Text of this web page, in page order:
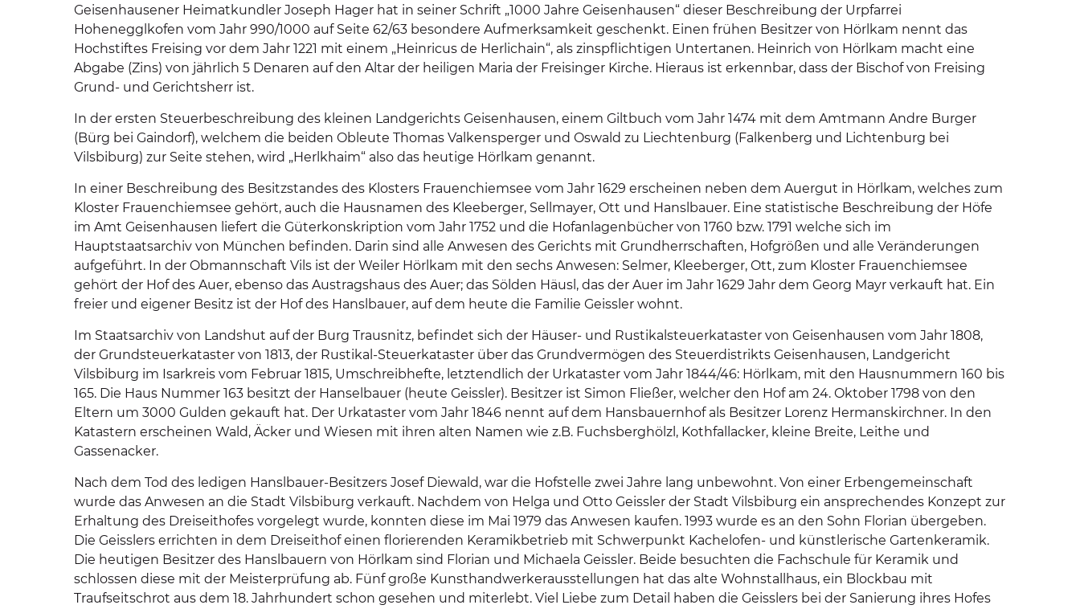
Geisenhausener Heimatkundler Joseph Hager hat in seiner Schrift „1000 Jahre Geisenhausen“ dieser Beschreibung der Urpfarrei
Hohenegglkofen vom Jahr 990/1000 auf Seite 62/63 besondere Aufmerksamkeit geschenkt. Einen frühen Besitzer von Hörlkam nennt das
Hochstiftes Freising vor dem Jahr 1221 mit einem „Heinricus de Herlichain“, als zinspflichtigen Untertanen. Heinrich von Hörlkam macht eine
Abgabe (Zins) von jährlich 5 Denaren auf den Altar der heiligen Maria der Freisinger Kirche. Hieraus ist erkennbar, dass der Bischof von Freising
Grund- und Gerichtsherr ist.
In der ersten Steuerbeschreibung des kleinen Landgerichts Geisenhausen, einem Giltbuch vom Jahr 1474 mit dem Amtmann Andre Burger
(Bürg bei Gaindorf), welchem die beiden Obleute Thomas Valkensperger und Oswald zu Liechtenburg (Falkenberg und Lichtenburg bei
Vilsbiburg) zur Seite stehen, wird „Herlkhaim“ also das heutige Hörlkam genannt.
In einer Beschreibung des Besitzstandes des Klosters Frauenchiemsee vom Jahr 1629 erscheinen neben dem Auergut in Hörlkam, welches zum
Kloster Frauenchiemsee gehört, auch die Hausnamen des Kleeberger, Sellmayer, Ott und Hanslbauer. Eine statistische Beschreibung der Höfe
im Amt Geisenhausen liefert die Güterkonskription vom Jahr 1752 und die Hofanlagenbücher von 1760 bzw. 1791 welche sich im
Hauptstaatsarchiv von München befinden. Darin sind alle Anwesen des Gerichts mit Grundherrschaften, Hofgrößen und alle Veränderungen
aufgeführt. In der Obmannschaft Vils ist der Weiler Hörlkam mit den sechs Anwesen: Selmer, Kleeberger, Ott, zum Kloster Frauenchiemsee
gehört der Hof des Auer, ebenso das Austragshaus des Auer; das Sölden Häusl, das der Auer im Jahr 1629 Jahr dem Georg Mayr verkauft hat. Ein
freier und eigener Besitz ist der Hof des Hanslbauer, auf dem heute die Familie Geissler wohnt.
Im Staatsarchiv von Landshut auf der Burg Trausnitz, befindet sich der Häuser- und Rustikalsteuerkataster von Geisenhausen vom Jahr 1808,
der Grundsteuerkataster von 1813, der Rustikal-Steuerkataster über das Grundvermögen des Steuerdistrikts Geisenhausen, Landgericht
Vilsbiburg im Isarkreis vom Februar 1815, Umschreibhefte, letztendlich der Urkataster vom Jahr 1844/46: Hörlkam, mit den Hausnummern 160 bis
165. Die Haus Nummer 163 besitzt der Hanselbauer (heute Geissler). Besitzer ist Simon Fließer, welcher den Hof am 24. Oktober 1798 von den
Eltern um 3000 Gulden gekauft hat. Der Urkataster vom Jahr 1846 nennt auf dem Hansbauernhof als Besitzer Lorenz Hermanskirchner. In den
Katastern erscheinen Wald, Äcker und Wiesen mit ihren alten Namen wie z.B. Fuchsberghölzl, Kothfallacker, kleine Breite, Leithe und
Gassenacker.
Nach dem Tod des ledigen Hanslbauer-Besitzers Josef Diewald, war die Hofstelle zwei Jahre lang unbewohnt. Von einer Erbengemeinschaft
wurde das Anwesen an die Stadt Vilsbiburg verkauft. Nachdem von Helga und Otto Geissler der Stadt Vilsbiburg ein ansprechendes Konzept zur
Erhaltung des Dreiseithofes vorgelegt wurde, konnten diese im Mai 1979 das Anwesen kaufen. 1993 wurde es an den Sohn Florian übergeben.
Die Geisslers errichten in dem Dreiseithof einen florierenden Keramikbetrieb mit Schwerpunkt Kachelofen- und künstlerische Gartenkeramik.
Die heutigen Besitzer des Hanslbauern von Hörlkam sind Florian und Michaela Geissler. Beide besuchten die Fachschule für Keramik und
schlossen diese mit der Meisterprüfung ab. Fünf große Kunsthandwerkerausstellungen hat das alte Wohnstallhaus, ein Blockbau mit
Traufseitschrot aus dem 18. Jahrhundert schon gesehen und miterlebt. Viel Liebe zum Detail haben die Geisslers bei der Sanierung ihres Hofes